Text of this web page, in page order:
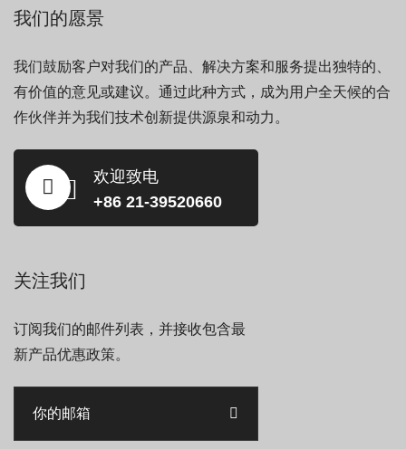
我们的愿景
我们鼓励客户对我们的产品、解决方案和服务提出独特的、
有价值的意见或建议。通过此种方式，成为用户全天候的合
作伙伴并为我们技术创新提供源泉和动力。
欢迎致电
+86 21-39520660
关注我们
订阅我们的邮件列表，并接收包含最
新产品优惠政策。